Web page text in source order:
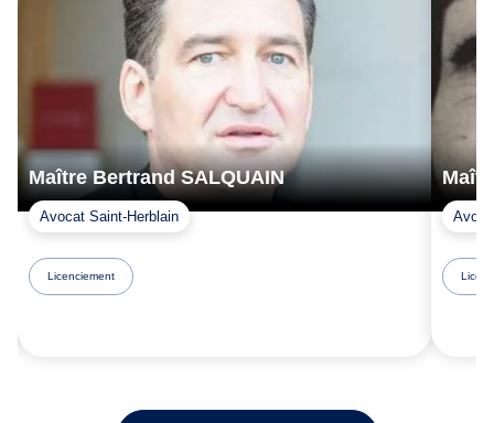
Maître Bertrand SALQUAIN
Avocat Saint-Herblain
Licenciement